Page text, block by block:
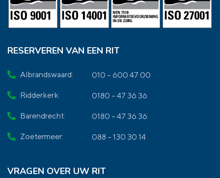
RESERVEREN VAN EEN RIT
Albrandswaard: 010 – 600 47 00
Ridderkerk: 0180 – 47 36 36
Barendrecht: 0180 – 47 36 36
Zoetermeer: 088 – 130 30 14
VRAGEN OVER UW RIT